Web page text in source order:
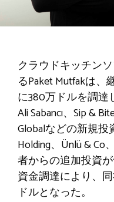
クラウドキッチン
るPaket Mutfakは
に380万ドルを調達
Ali Sabancı、Sip &
Globalなどの新規投
Holding、Ünlü & Co
者からの追加投資
資金調達により、
ドルとなった。